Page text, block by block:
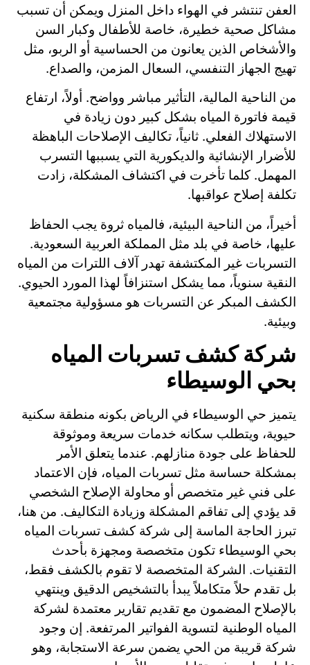
العفن تنتشر في الهواء داخل المنزل ويمكن أن تسبب
مشاكل صحية خطيرة، خاصة للأطفال وكبار السن
والأشخاص الذين يعانون من الحساسية أو الربو، مثل
تهيج الجهاز التنفسي، السعال المزمن، والصداع.
من الناحية المالية، التأثير مباشر وواضح. أولاً، ارتفاع
قيمة فاتورة المياه بشكل كبير دون زيادة في
الاستهلاك الفعلي. ثانياً، تكاليف الإصلاحات الباهظة
للأضرار الإنشائية والديكورية التي يسببها التسرب
المهمل. كلما تأخرت في اكتشاف المشكلة، زادت
تكلفة إصلاح عواقبها.
أخيراً، من الناحية البيئية، فالمياه ثروة يجب الحفاظ
عليها، خاصة في بلد مثل المملكة العربية السعودية.
التسربات غير المكتشفة تهدر آلاف اللترات من المياه
النقية سنوياً، مما يشكل استنزافاً لهذا المورد الحيوي.
الكشف المبكر عن التسربات هو مسؤولية مجتمعية
وبيئية.
شركة كشف تسربات المياه
بحي الوسيطاء
يتميز حي الوسيطاء في الرياض بكونه منطقة سكنية
حيوية، ويتطلب سكانه خدمات سريعة وموثوقة
للحفاظ على جودة منازلهم. عندما يتعلق الأمر
بمشكلة حساسة مثل تسربات المياه، فإن الاعتماد
على فني غير متخصص أو محاولة الإصلاح الشخصي
قد يؤدي إلى تفاقم المشكلة وزيادة التكاليف. من هنا،
تبرز الحاجة الماسة إلى شركة كشف تسربات المياه
بحي الوسيطاء تكون متخصصة ومجهزة بأحدث
التقنيات. الشركة المتخصصة لا تقوم بالكشف فقط،
بل تقدم حلاً متكاملاً يبدأ بالتشخيص الدقيق وينتهي
بالإصلاح المضمون مع تقديم تقارير معتمدة لشركة
المياه الوطنية لتسوية الفواتير المرتفعة. إن وجود
شركة قريبة من الحي يضمن سرعة الاستجابة، وهو